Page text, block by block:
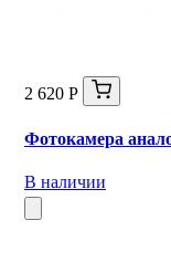
2 620 Р
Фотокамера
В наличии